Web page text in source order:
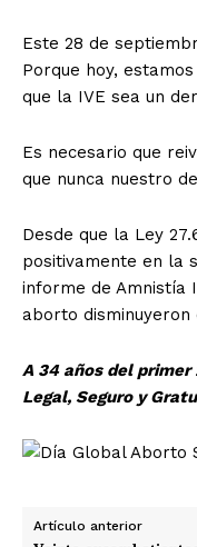
Este 28 de
Porque hoy,
que la IVE sea un
Es necesario que
que nunca nuestro
Desde que la Ley
positivamente en la
informe de Amnistía
aborto disminuyeron
A 34 años del
Legal, Seguro y
Artículo anterior